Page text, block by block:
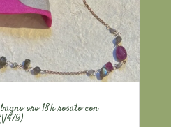
oro 18k rosato con